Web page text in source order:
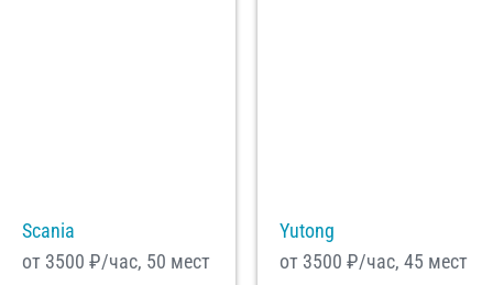
Scania
от 3500 ₽/час, 50 мест
Yutong
от 3500 ₽/час, 45 мест